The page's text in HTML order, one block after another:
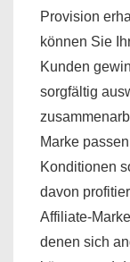
Provision
können Sie
Kunden
sorgfältig
Marke
Konditionen
davon
Affiliate-
denen sich